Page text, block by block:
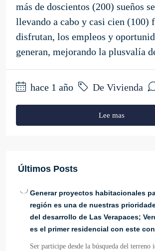
más de doscientos (200) sueños
llevando a cabo y casi cien (100)
disfrutan, los empleos y
generan, mejorando la plusvalía
hace 1 año De Vivienda
Lee mas
Últimos Posts
Generar proyectos habitacionales
región es una de nuestras
del desarrollo de Las Verapaces;
es el primer residencial con este
Ser participe desde la búsqueda del terreno